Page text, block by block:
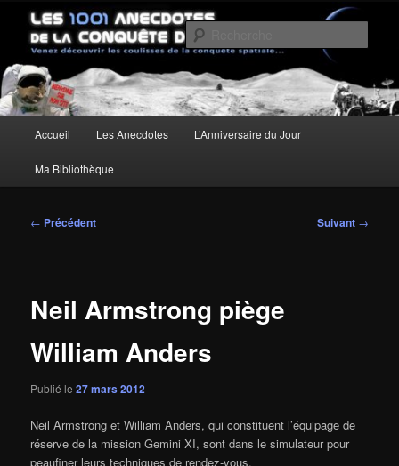
contenu
principalLes anecdotes de la Conquête de
l'Espace
Un site pour découvrir les coulisses de la conquête spatiale
principal
Accueil Les Anecdotes L’Anniversaire du Jour
Ma Bibliothèque
Navigation
← Précédent Suivant →
Neil Armstrong piège
William Anders
Publié le27 mars 2012
Neil Armstrong et William Anders, qui constituent l’équipage de
réserve de la mission Gemini XI, sont dans le simulateur pour
peaufiner leurs techniques de rendez-vous.